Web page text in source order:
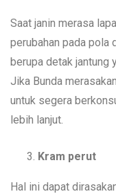
Saat janin merasa
perubahan pada pola
berupa detak jantung
Jika Bunda
untuk segera
lebih lanjut.
Kram perut
Hal ini dapat